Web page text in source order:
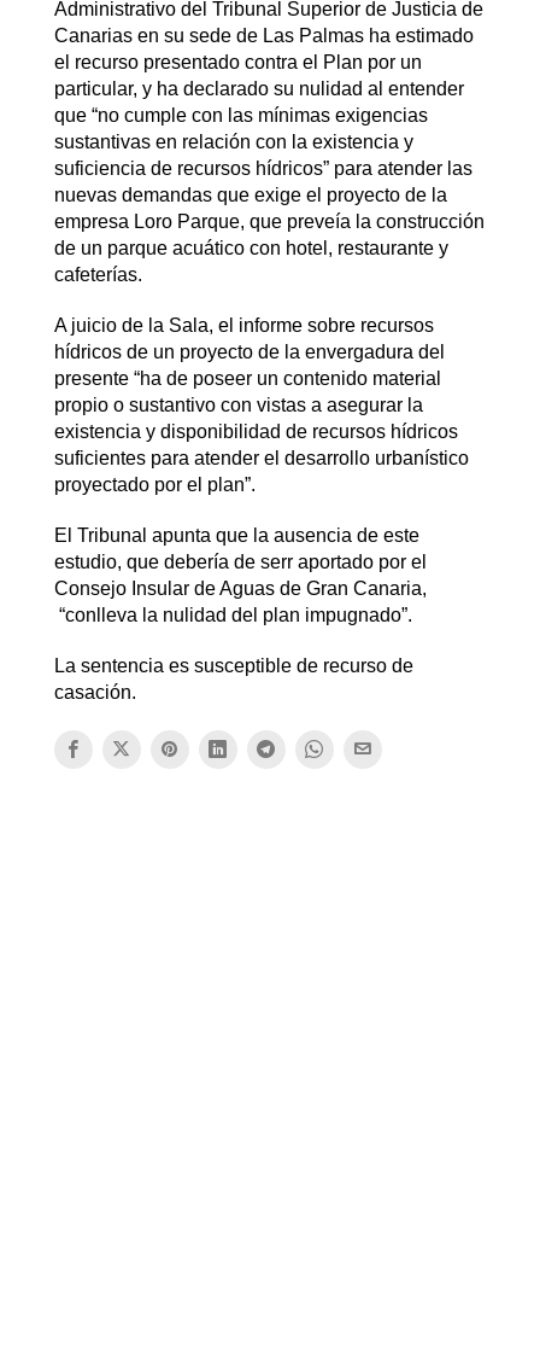
Administrativo del Tribunal Superior de Justicia de
Canarias en su sede de Las Palmas ha estimado
el recurso presentado contra el Plan por un
particular, y ha declarado su nulidad al entender
que “no cumple con las mínimas exigencias
sustantivas en relación con la existencia y
suficiencia de recursos hídricos” para atender las
nuevas demandas que exige el proyecto de la
empresa Loro Parque, que preveía la construcción
de un parque acuático con hotel, restaurante y
cafeterías.
A juicio de la Sala, el informe sobre recursos
hídricos de un proyecto de la envergadura del
presente “ha de poseer un contenido material
propio o sustantivo con vistas a asegurar la
existencia y disponibilidad de recursos hídricos
suficientes para atender el desarrollo urbanístico
proyectado por el plan”.
El Tribunal apunta que la ausencia de este
estudio, que debería de serr aportado por el
Consejo Insular de Aguas de Gran Canaria,
“conlleva la nulidad del plan impugnado”.
La sentencia es susceptible de recurso de
casación.